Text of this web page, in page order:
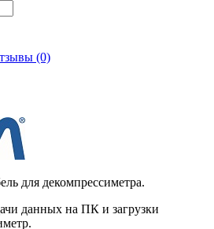
(0)
для декомпрессиметра.
данных на ПК и загрузки